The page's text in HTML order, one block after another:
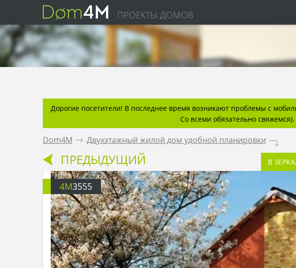
ПРОЕКТЫ ДОМОВ
Дорогие посетители! В последнее время возникают проблемы с
Со всеми обязательно
Dom4M . Двухэтажный жилой дом удобной планировки .
ПРЕДЫДУЩИЙ В
4M3555